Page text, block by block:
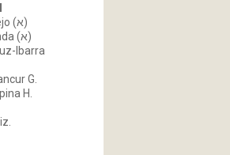
Luciano Mora-Osejo (א)
Valentina Marulanda (א)
Ibarra
G.
H.